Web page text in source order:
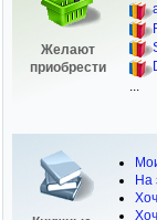
Желают
приобрести
На